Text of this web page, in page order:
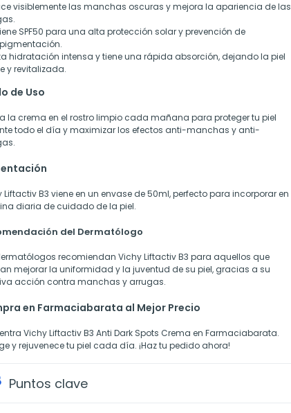
visiblemente las manchas oscuras y mejora la apariencia de las
SPF50 para una alta protección solar y prevención de
hidratación intensa y tiene una rápida absorción, dejando la piel
y revitalizada.
de Uso
la crema en el rostro limpio cada mañana para proteger tu piel
todo el día y maximizar los efectos anti-manchas y anti-
Liftactiv B3 viene en un envase de 50ml, perfecto para incorporar en
diaria de cuidado de la piel.
del Dermatólogo
recomiendan Vichy Liftactiv B3 para aquellos que
mejorar la uniformidad y la juventud de su piel, gracias a su
acción contra manchas y arrugas.
en Farmaciabarata al Mejor Precio
Vichy Liftactiv B3 Anti Dark Spots Crema en Farmaciabarata.
y rejuvenece tu piel cada día. ¡Haz tu pedido ahora!
Puntos clave